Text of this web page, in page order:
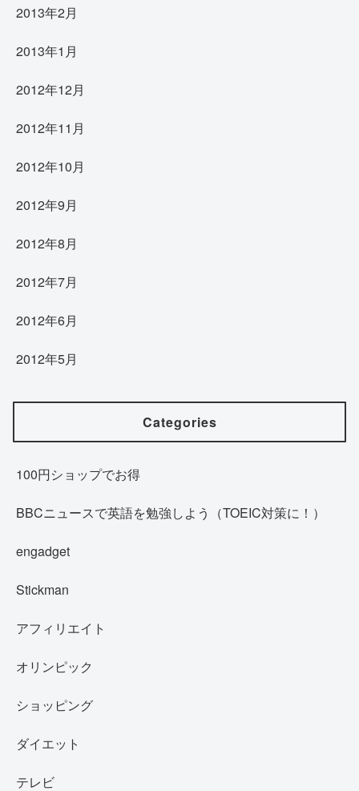
2013年2月
2013年1月
2012年12月
2012年11月
2012年10月
2012年9月
2012年8月
2012年7月
2012年6月
2012年5月
Categories
100円ショップでお得
BBCニュースで英語を勉強しよう（TOEIC対策に！）
engadget
Stickman
アフィリエイト
オリンピック
ショッピング
ダイエット
テレビ